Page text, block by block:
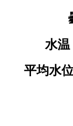
水
平均水